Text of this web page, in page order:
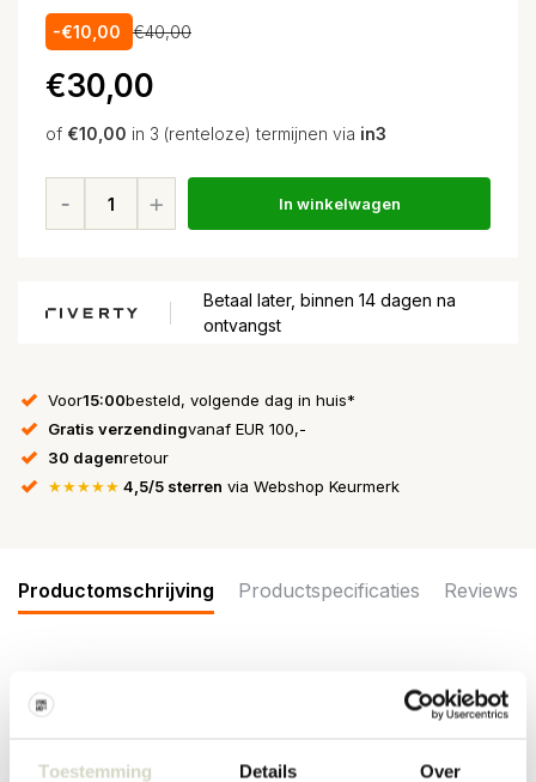
Toestemming Details Over
-€10,00 €40,00
€30,00
of €10,00 in 3 (renteloze) termijnen via in3
In winkelwagen
Betaal later, binnen 14 dagen na
ontvangst
Voor15:00besteld, volgende dag in huis*
Gratis verzendingvanaf EUR 100,-
30 dagenretour
★★★★★ 4,5/5 sterren via Webshop Keurmerk
Productomschrijving Productspecificaties Reviews
Het Grawa servies is een nieuwe serie uit de Nordal collectie.
Beschikbaar in verschillende kleuren en meerdere items. De